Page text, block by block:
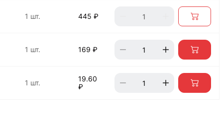
1 шт. 445 ₽
1 шт. 169 ₽
1 шт.
19.60
₽